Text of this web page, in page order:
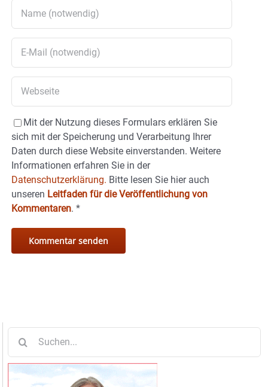
Mit der Nutzung dieses Formulars erklären Sie
sich mit der Speicherung und Verarbeitung Ihrer
Daten durch diese Website einverstanden. Weitere
Informationen erfahren Sie in der
Datenschutzerklärung. Bitte lesen Sie hier auch
unseren Leitfaden für die Veröffentlichung von
Kommentaren. *
nach: